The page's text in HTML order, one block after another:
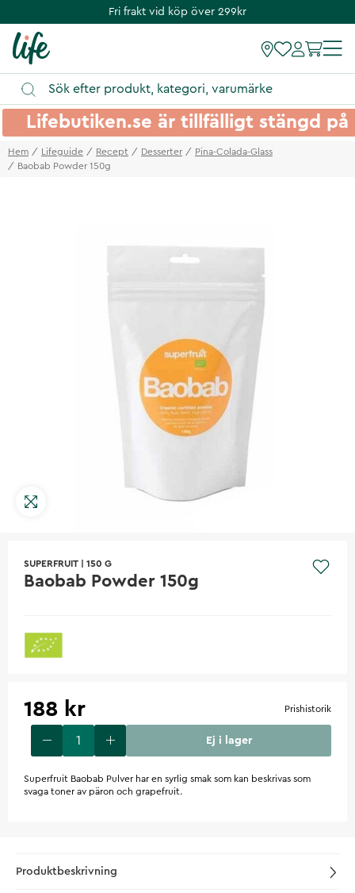
Fri frakt vid köp över 299kr
Lifebutiken.se är tillfälligt stängd
Hem Lifeguide Recept Desserter
Pina-Colada-Glass
Baobab Powder 150g
SUPERFRUIT 150 G
Baobab Powder 150g
188 kr Prishistorik
Ej i lager
Superfruit Baobab Pulver har en syrlig smak som kan beskrivas som
svaga toner av päron och grapefruit.
Produktbeskrivning